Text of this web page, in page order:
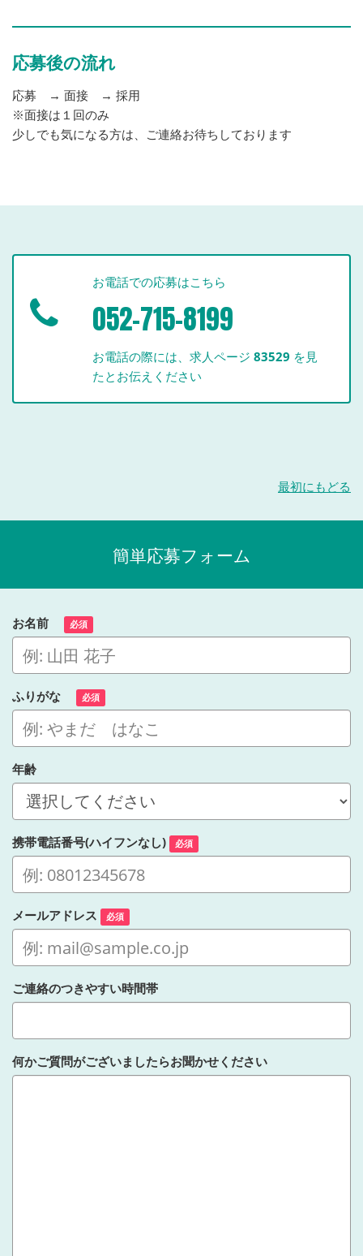
応募後の流れ
応募 → 面接 → 採用
※面接は１回のみ
少しでも気になる方は、ご連絡お待ちしております
お電話での応募はこちら
052-715-8199
お電話の際には、求人ページ83529 を見
たとお伝えください
最初にもどる
簡単応募フォーム
お名前 必須
ふりがな 必須
年齢
携帯電話番号(ハイフンなし) 必須
メールアドレス 必須
ご連絡のつきやすい時間帯
何かご質問がございましたらお聞かせください